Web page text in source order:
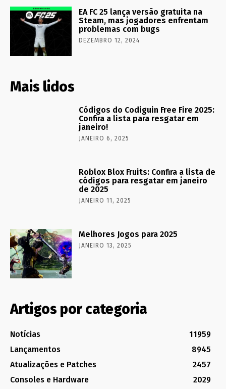
EA FC 25 lança versão gratuita na
Steam, mas jogadores enfrentam
problemas com bugs
DEZEMBRO 12, 2024
Mais lidos
Códigos do Codiguin Free Fire 2025:
Confira a lista para resgatar em
janeiro!
JANEIRO 6, 2025
Roblox Blox Fruits: Confira a lista de
códigos para resgatar em janeiro
de 2025
JANEIRO 11, 2025
Melhores Jogos para 2025
JANEIRO 13, 2025
Artigos por categoria
Notícias
11959
Lançamentos
8945
Atualizações e Patches
2457
Consoles e Hardware
2029